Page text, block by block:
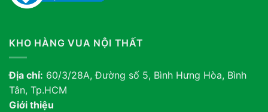
KHO HÀNG VUA NỘI THẤT
Địa chỉ: 60/3/28A, Đường số 5, Bình Hưng Hòa, Bình
Tân, Tp.HCM
Giới thiệu